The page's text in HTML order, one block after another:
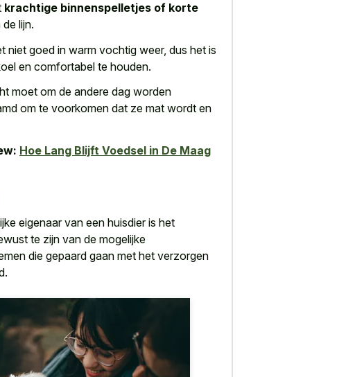
krachtige binnenspelletjes of korte
de lijn.
niet goed in warm vochtig weer, dus het is
en comfortabel te houden.
moet om de andere dag worden
om te voorkomen dat ze mat wordt en
Hoe Lang Blijft Voedsel in De Maag
eigenaar van een huisdier is het
te zijn van de mogelijke
die gepaard gaan met het verzorgen